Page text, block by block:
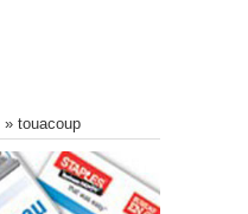
» touacoup